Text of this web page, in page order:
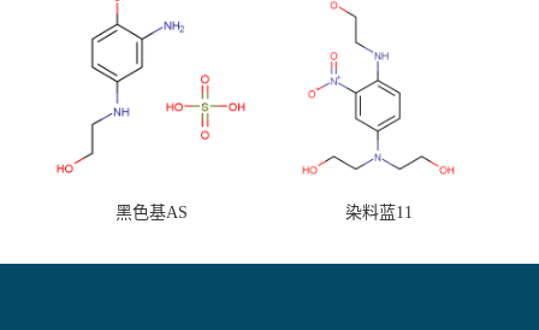
黑色基AS 染料蓝11